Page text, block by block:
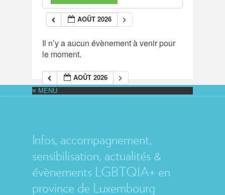
AOÛT 2026
Il n’y a aucun évènement à venir pour
le moment.
AOÛT 2026
Infos, accompagnement,
sensibilisation, actualités &
évènements LGBTQIA+ en
province de Luxembourg